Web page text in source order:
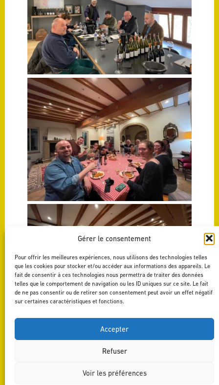
Gérer le consentement
Pour offrir les meilleures expériences, nous utilisons des technologies telles
que les cookies pour stocker et/ou accéder aux informations des appareils. Le
fait de consentir à ces technologies nous permettra de traiter des données
telles que le comportement de navigation ou les ID uniques sur ce site. Le fait
de ne pas consentir ou de retirer son consentement peut avoir un effet négatif
sur certaines caractéristiques et fonctions.
Accepter
Refuser
Voir les préférences